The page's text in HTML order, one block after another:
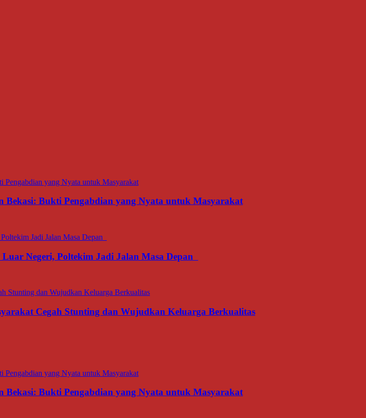
Bekasi: Bukti Pengabdian yang Nyata untuk Masyarakat
Negeri, Poltekim Jadi Jalan Masa Depan
Cegah Stunting dan Wujudkan Keluarga Berkualitas
Bekasi: Bukti Pengabdian yang Nyata untuk Masyarakat